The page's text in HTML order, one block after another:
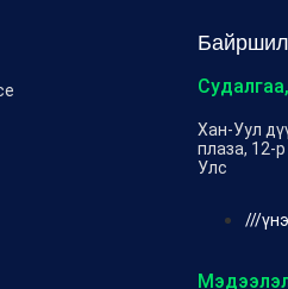
Байршил
Хан-Уул
плаза, 12-
Улс
///